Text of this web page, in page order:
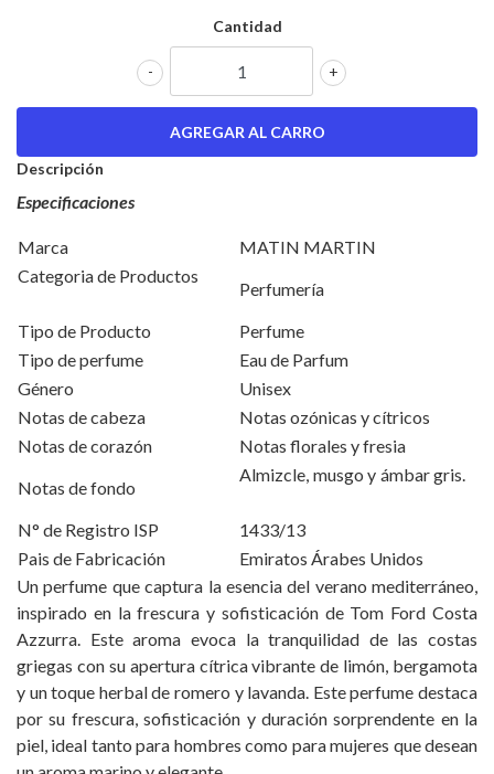
Cantidad
+
-
Descripción
Especificaciones
Marca
MATIN MARTIN
Categoria de Productos
Perfumería
Tipo de Producto
Perfume
Tipo de perfume
Eau de Parfum
Género
Unisex
Notas de cabeza
Notas ozónicas y cítricos
Notas de corazón
Notas florales y fresia
Notas de fondo
Almizcle, musgo y ámbar gris.
N° de Registro ISP
1433/13
Pais de Fabricación
Emiratos Árabes Unidos
Un perfume que captura la esencia del verano mediterráneo,
inspirado en la frescura y sofisticación de Tom Ford Costa
Azzurra. Este aroma evoca la tranquilidad de las costas
griegas con su apertura cítrica vibrante de limón, bergamota
y un toque herbal de romero y lavanda. Este perfume destaca
por su frescura, sofisticación y duración sorprendente en la
piel, ideal tanto para hombres como para mujeres que desean